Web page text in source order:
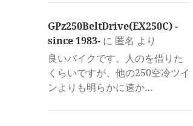
GPz250BeltDrive(EX250C) -
since 1983- に 匿名 より
良いバイクです。人のを借りた
くらいですが、他の250空冷ツイ
ンよりも明らかに速か…